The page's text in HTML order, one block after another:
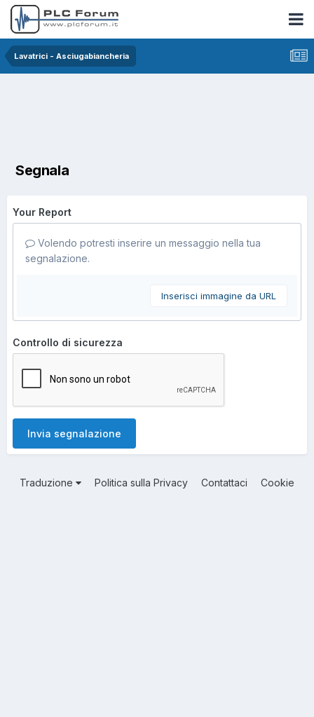
Lavatrici - Asciugabiancheria
Segnala
Your Report
Volendo potresti inserire un messaggio nella tua
segnalazione.
Inserisci immagine da URL
Controllo di sicurezza
Invia segnalazione
Traduzione Politica sulla Privacy Contattaci Cookie